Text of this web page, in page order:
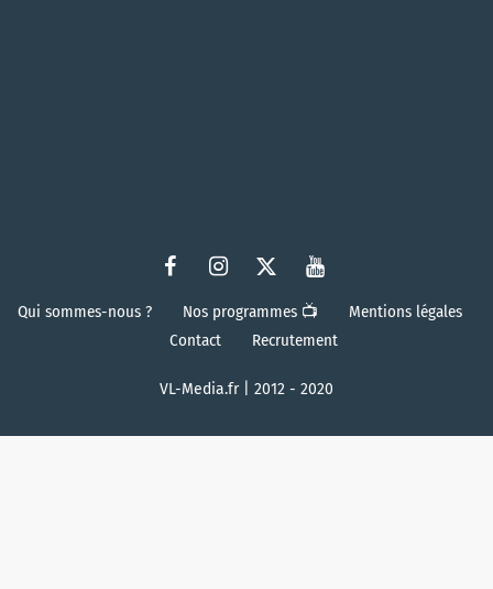
Qui sommes-nous ? Nos programmes 📺
Mentions légales
Contact
Recrutement
VL-Media.fr | 2012 - 2020